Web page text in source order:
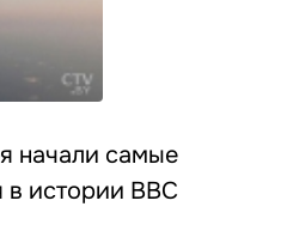
начали самые
в истории ВВС